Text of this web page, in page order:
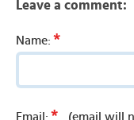
Leave a comment:
Name: *
Email: * (email will